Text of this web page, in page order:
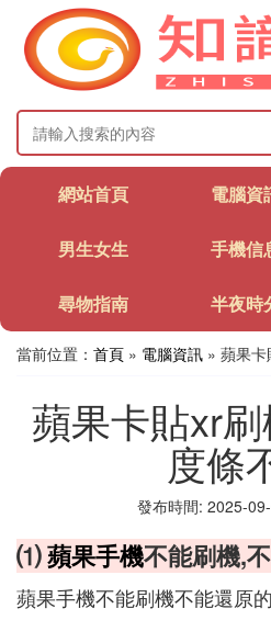
網站首頁 電腦資
男生女生 手機信
尋物指南 半夜時
當前位置： 首頁 » 電腦資訊 » 蘋果
蘋果卡貼xr
度條
發布時間: 2025-
⑴蘋果手機不能刷機,
蘋果手機不能刷機不能還原